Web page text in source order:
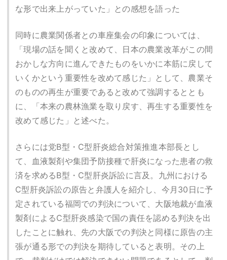
な形で出来上がっていた」との感想を語った
同時に農業関係者との車座集会の印象については、
「現場の話を聞くと改めて、日本の農業改革がこの間
おかしな方向に進んできたものをいかに本筋に戻して
いくかという重要性を改めて感じた」として、農業そ
のものの再生が重要であると改めて強調するととも
に、「本来の農林漁業を取り戻す、再生する重要性を
改めて感じた」と述べた。
さらには党B型・C型肝炎総合対策推進本部長とし
て、血液製剤や集団予防接種で肝炎になった患者の救
済を求めるB型・C型肝炎訴訟に言及。九州における
C型肝炎訴訟の原告と弁護人を紹介し、今月30日に予
定されている福岡での判決について、大阪地裁が血液
製剤によるC型肝炎感染で国の責任を認める判決を出
したことに触れ、先の大阪での判決と同様に原告の主
張が通る形での判決を期待していると表明。その上